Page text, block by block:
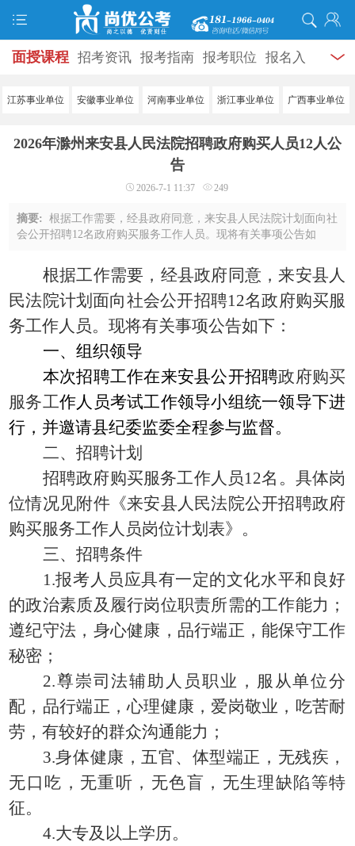
面授课程 招考资讯 报考指南 报考职位 报名入
口 打准考证 成绩查询 面试公告 录用公示 辅导
学员风采
江苏事业单位 安徽事业单位 河南事业单位 浙江事业单位 广西事业单位
2026年滁州来安县人民法院招聘政府购买人员12人公
告
2026-7-1 11:37 249
摘要:根据工作需要，经县政府同意，来安县人民法院计划面向社
会公开招聘12名政府购买服务工作人员。现将有关事项公告如
工作人员考试工作领导小组统一领导下进行 ...
根据工作需要，经县政府同意，来安县人
民法院计划面向社会公开招聘12名政府购买服
务工作人员。现将有关事项公告如下：
一、组织领导
本次招聘工作在来安县公开招聘政府购买
服务工作人员考试工作领导小组统一领导下进
行，并邀请县纪委监委全程参与监督。
二、招聘计划
招聘政府购买服务工作人员12名。具体岗
位情况见附件《来安县人民法院公开招聘政府
购买服务工作人员岗位计划表》。
三、招聘条件
1.报考人员应具有一定的文化水平和良好
的政治素质及履行岗位职责所需的工作能力；
遵纪守法，身心健康，品行端正，能保守工作
秘密；
2.尊崇司法辅助人员职业，服从单位分
配，品行端正，心理健康，爱岗敬业，吃苦耐
劳，有较好的群众沟通能力；
3.身体健康，五官、体型端正，无残疾，
无口吃，无重听，无色盲，无生理缺陷等特
征。
4.大专及以上学历。